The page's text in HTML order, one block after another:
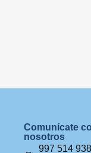
Comunícate
nosotros
997 514